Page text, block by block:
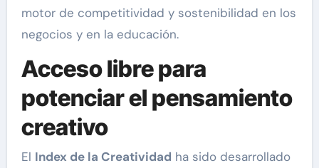
motor de competitividad y sostenibilidad en los
negocios y en la educación.
Acceso libre para
potenciar el pensamiento
creativo
El Index de la Creatividad ha sido desarrollado